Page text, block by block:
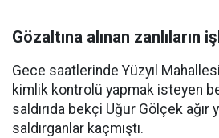
Gözaltına alınan zanlıların
Gece saatlerinde Yüzyıl
kimlik kontrolü yapmak isteyen
saldırıda bekçi Uğur Gölçek ağır
saldırganlar kaçmıştı.